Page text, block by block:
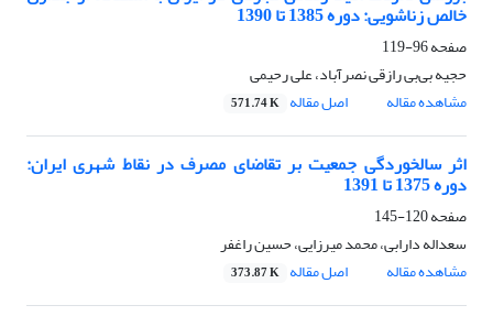
خالص زناشویی: دوره 1385 تا 1390
صفحه96-119
حجیه‌ بی‌بی رازقی نصرآباد، علی رحیمی
مشاهده مقاله
اصل مقاله 571.74 K
اثر سالخوردگی جمعیت بر تقاضای مصرف در نقاط شهری ایران:
دوره 1375 تا 1391
صفحه120-145
سعداله دارابی، محمد میرزایی، حسین راغفر
مشاهده مقاله
اصل مقاله 373.87 K